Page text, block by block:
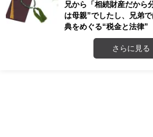
兄から「相続財産だから
は母親”でしたし、兄弟
典をめぐる“税金と法律”
さらに見る